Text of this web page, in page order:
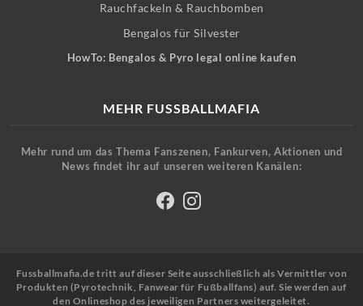
Rauchfackeln & Rauchbomben
Bengalos für Silvester
HowTo: Bengalos & Pyro legal online kaufen
MEHR FUSSBALLMAFIA
Mehr rund um das Thema Fanszenen, Fankurven, Aktionen und
News findet ihr auf unseren weiteren Kanälen:
Fussballmafia.de tritt auf dieser Seite ausschließlich als Vermittler von
Produkten (Pyrotechnik, Fanwear für Fußballfans) auf. Sie werden auf
den Onlineshop des jeweiligen Partners weitergeleitet.